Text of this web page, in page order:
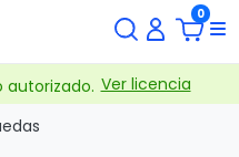
0
autorizado. Ver licencia